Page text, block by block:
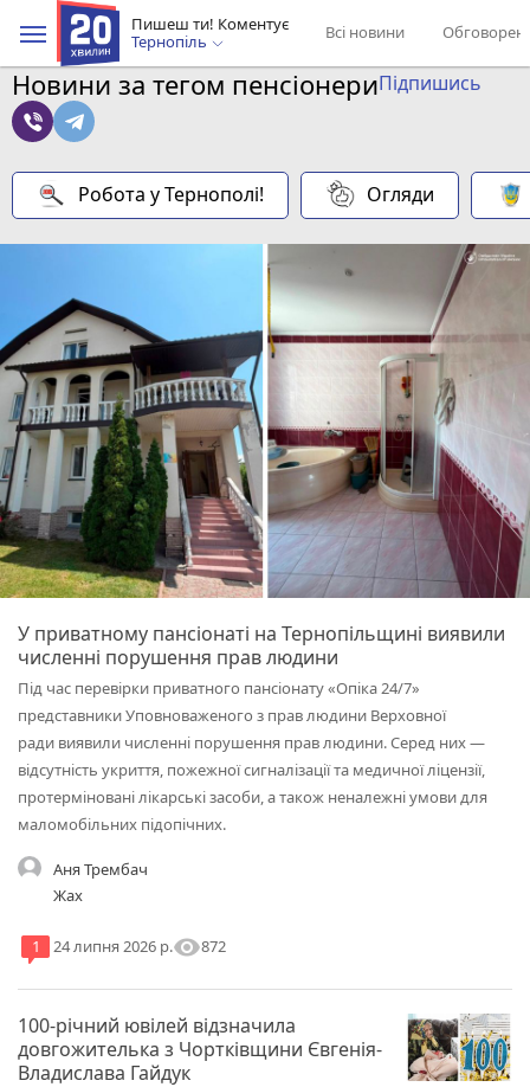
Пишеш ти! Коментує
Тернопіль
Всі новини
Новини за тегом пенсіонериПідпишись
Робота у Тернополі! Огляди
У приватному пансіонаті на Тернопільщині виявили
численні порушення прав людини
Під час перевірки приватного пансіонату «Опіка 24/7»
представники Уповноваженого з прав людини Верховної
ради виявили численні порушення прав людини. Серед них —
відсутність укриття, пожежної сигналізації та медичної ліцензії,
протерміновані лікарські засоби, а також неналежні умови для
маломобільних підопічних.
Аня Трембач
Жах
1 24 липня 2026 р.visibility872
100-річний ювілей відзначила
довгожителька з Чортківщини Євгенія-
Владислава Гайдук